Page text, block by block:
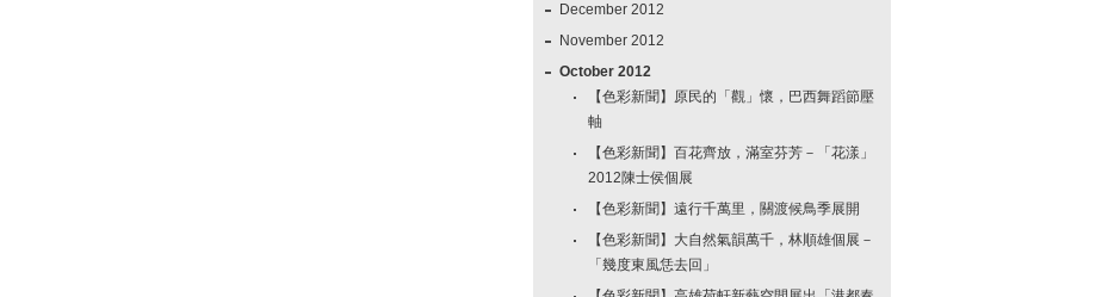
December 2012
November 2012
October 2012
【色彩新聞】原民的「觀」懷，巴西舞蹈節壓
軸
【色彩新聞】百花齊放，滿室芬芳－「花漾」
2012陳士侯個展
【色彩新聞】遠行千萬里，關渡候鳥季展開
【色彩新聞】大自然氣韻萬千，林順雄個展－
「幾度東風恁去回」